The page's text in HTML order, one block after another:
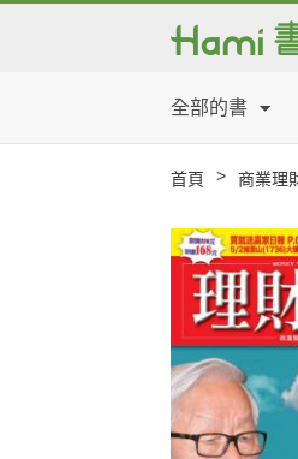
全部的書
首頁 > 商業理